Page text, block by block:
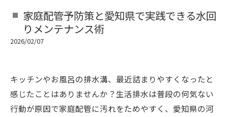
家庭配管予防策と愛知県で実践できる水回
りメンテナンス術
2026/02/07
キッチンやお風呂の排水溝、最近詰まりやすくなったと
感じたことはありませんか？生活排水は普段の何気ない
行動が原因で家庭配管に汚れをためやすく、愛知県の河